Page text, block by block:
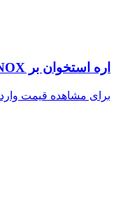
اره استخوان بر CGT 183 INOX
برای مشاهده قیمت